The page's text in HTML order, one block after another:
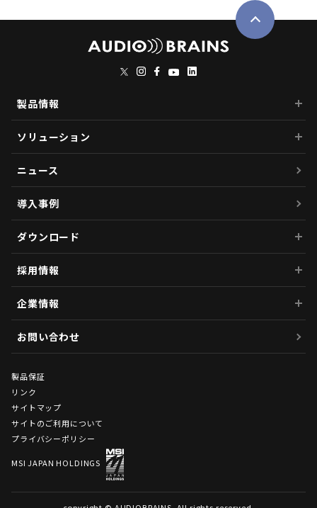
製品情報
ソリューション
ニュース
導入事例
ダウンロード
採用情報
企業情報
お問い合わせ
製品保証
リンク
サイトマップ
サイトのご利用について
プライバシーポリシー
MSI JAPAN HOLDINGS